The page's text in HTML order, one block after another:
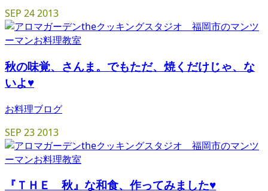
SEP 242013
秋の味覚、さんま。でもただ、焼くだけじゃ、な
いよ♥
お料理ブログ
SEP 232013
『ＴＨＥ 秋』な和食、作ってみました♥